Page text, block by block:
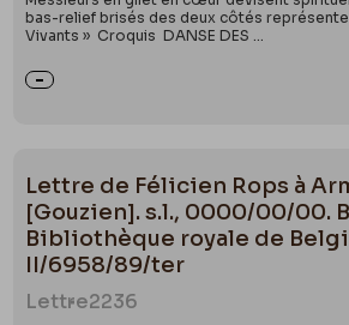
bas-relief brisés des deux côtés représente
Vivants » Croquis DANSE DES ...
Lettre de Félicien Rops à
[Gouzien]. s.l., 0000/00/00.
Bibliothèque royale de
II/6958/89/ter
Lettre2236